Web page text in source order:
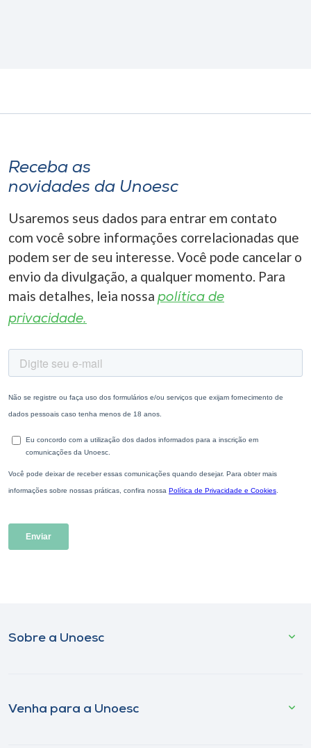
Receba as
novidades da Unoesc
Usaremos seus dados para entrar em contato
com você sobre informações correlacionadas que
podem ser de seu interesse. Você pode cancelar o
envio da divulgação, a qualquer momento. Para
mais detalhes, leia nossa política de
privacidade.
Sobre a Unoesc
Venha para a Unoesc